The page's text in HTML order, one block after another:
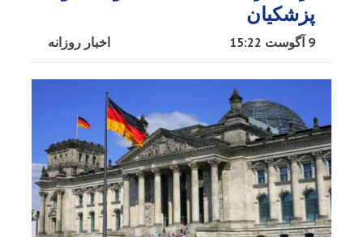
پزشکیان
اخبار روزانه 9 آگوست 15:22